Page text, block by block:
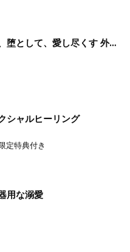
堕として、愛し尽くす 外国
溶かされて…
ャルヒーリング
定特典付き
用な溺愛